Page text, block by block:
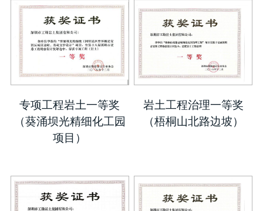
专项工程岩土一等奖
（葵涌坝光精细化工园
项目）
岩土工程治理一等奖
（梧桐山北路边坡）